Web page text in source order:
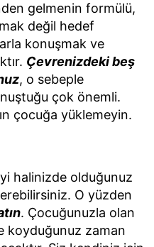
gelmenin formülü,
değil hedef
konuşmak ve
Çevrenizdeki beş
, o sebeple
çok önemli.
çocuğa yüklemeyin.
halinizde olduğunuz
O yüzden
. Çocuğunuzla olan
koyduğunuz zaman